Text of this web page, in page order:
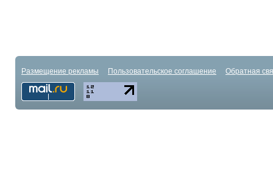
Размещение рекламы Пользовательское соглашение Обратная